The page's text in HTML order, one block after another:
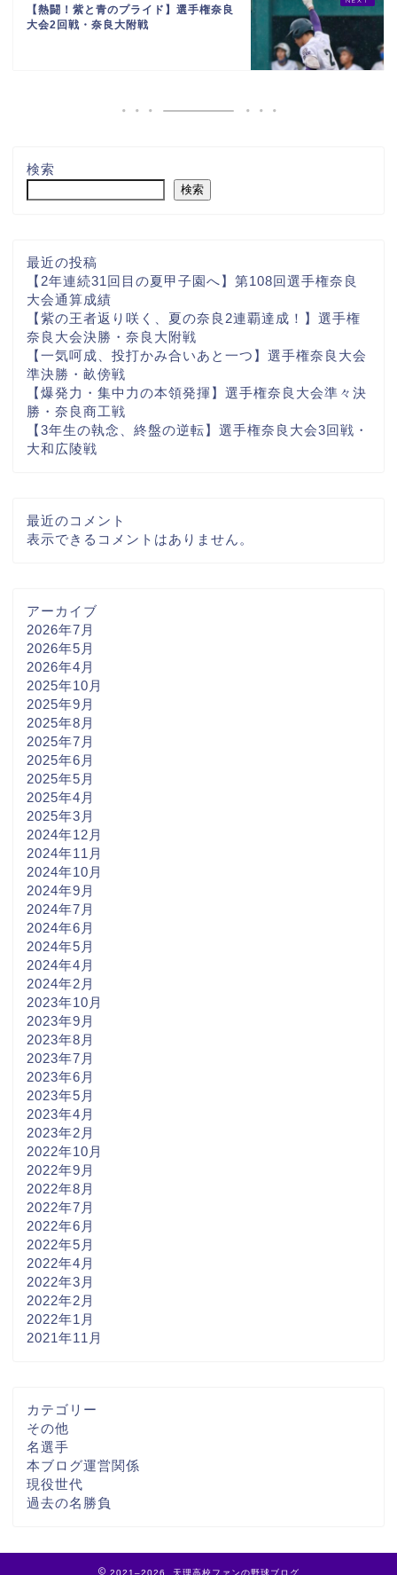
【熱闘！紫と青のプライド】選手権奈良
大会2回戦・奈良大附戦
検索
検索
最近の投稿
【2年連続31回目の夏甲子園へ】第108回選手権奈良
大会通算成績
【紫の王者返り咲く、夏の奈良2連覇達成！】選手権
奈良大会決勝・奈良大附戦
【一気呵成、投打かみ合いあと一つ】選手権奈良大会
準決勝・畝傍戦
【爆発力・集中力の本領発揮】選手権奈良大会準々決
勝・奈良商工戦
【3年生の執念、終盤の逆転】選手権奈良大会3回戦・
大和広陵戦
最近のコメント
表示できるコメントはありません。
アーカイブ
2026年7月
2026年5月
2026年4月
2025年10月
2025年9月
2025年8月
2025年7月
2025年6月
2025年5月
2025年4月
2025年3月
2024年12月
2024年11月
2024年10月
2024年9月
2024年7月
2024年6月
2024年5月
2024年4月
2024年2月
2023年10月
2023年9月
2023年8月
2023年7月
2023年6月
2023年5月
2023年4月
2023年2月
2022年10月
2022年9月
2022年8月
2022年7月
2022年6月
2022年5月
2022年4月
2022年3月
2022年2月
2022年1月
2021年11月
カテゴリー
その他
名選手
本ブログ運営関係
現役世代
過去の名勝負
2021–2026 天理高校ファンの野球ブログ